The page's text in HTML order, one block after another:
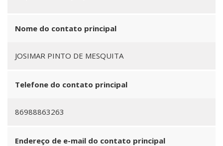
Nome do contato principal
JOSIMAR PINTO DE MESQUITA
Telefone do contato principal
86988863263
Endereço de e-mail do contato principal